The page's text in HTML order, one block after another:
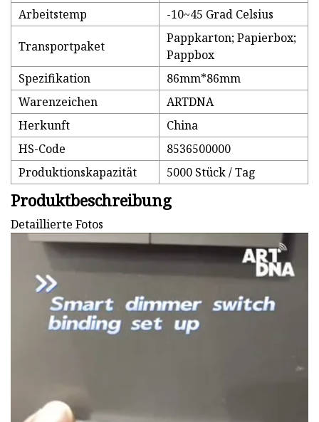
Arbeitstemp
-10~45 Grad Celsius
Transportpaket
Pappkarton; Papierbox;
Pappbox
Spezifikation
86mm*86mm
Warenzeichen
ARTDNA
Herkunft
China
HS-Code
8536500000
Produktionskapazität
5000 Stück / Tag
Produktbeschreibung
Detaillierte Fotos